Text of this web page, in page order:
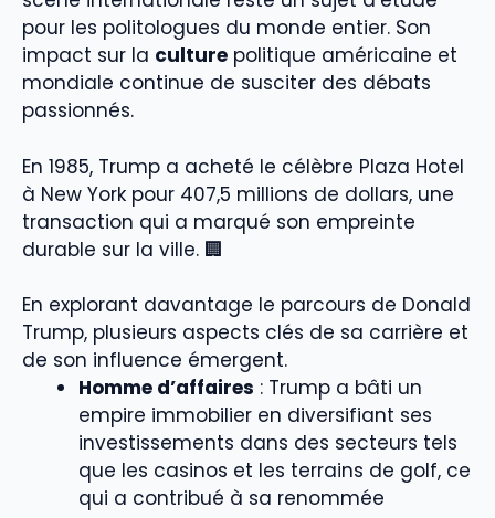
pour les politologues du monde entier. Son
impact sur la culture politique américaine et
mondiale continue de susciter des débats
passionnés.
En 1985, Trump a acheté le célèbre Plaza Hotel
à New York pour 407,5 millions de dollars, une
transaction qui a marqué son empreinte
durable sur la ville. 🏢
En explorant davantage le parcours de Donald
Trump, plusieurs aspects clés de sa carrière et
de son influence émergent.
Homme d’affaires : Trump a bâti un
empire immobilier en diversifiant ses
investissements dans des secteurs tels
que les casinos et les terrains de golf, ce
qui a contribué à sa renommée